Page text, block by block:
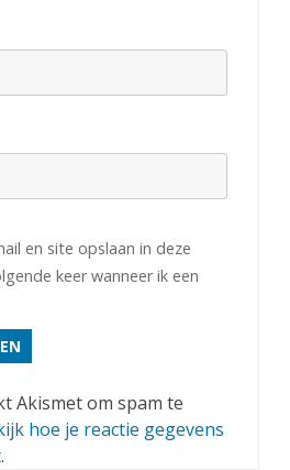
en site opslaan in deze
keer wanneer ik een
Akismet om spam te
hoe je reactie gegevens
.